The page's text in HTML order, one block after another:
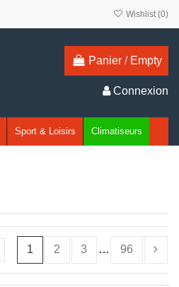
Wishlist (0)
Panier / Empty
Connexion
Sport & Loisirs Climatiseurs
1 2 3 … 96